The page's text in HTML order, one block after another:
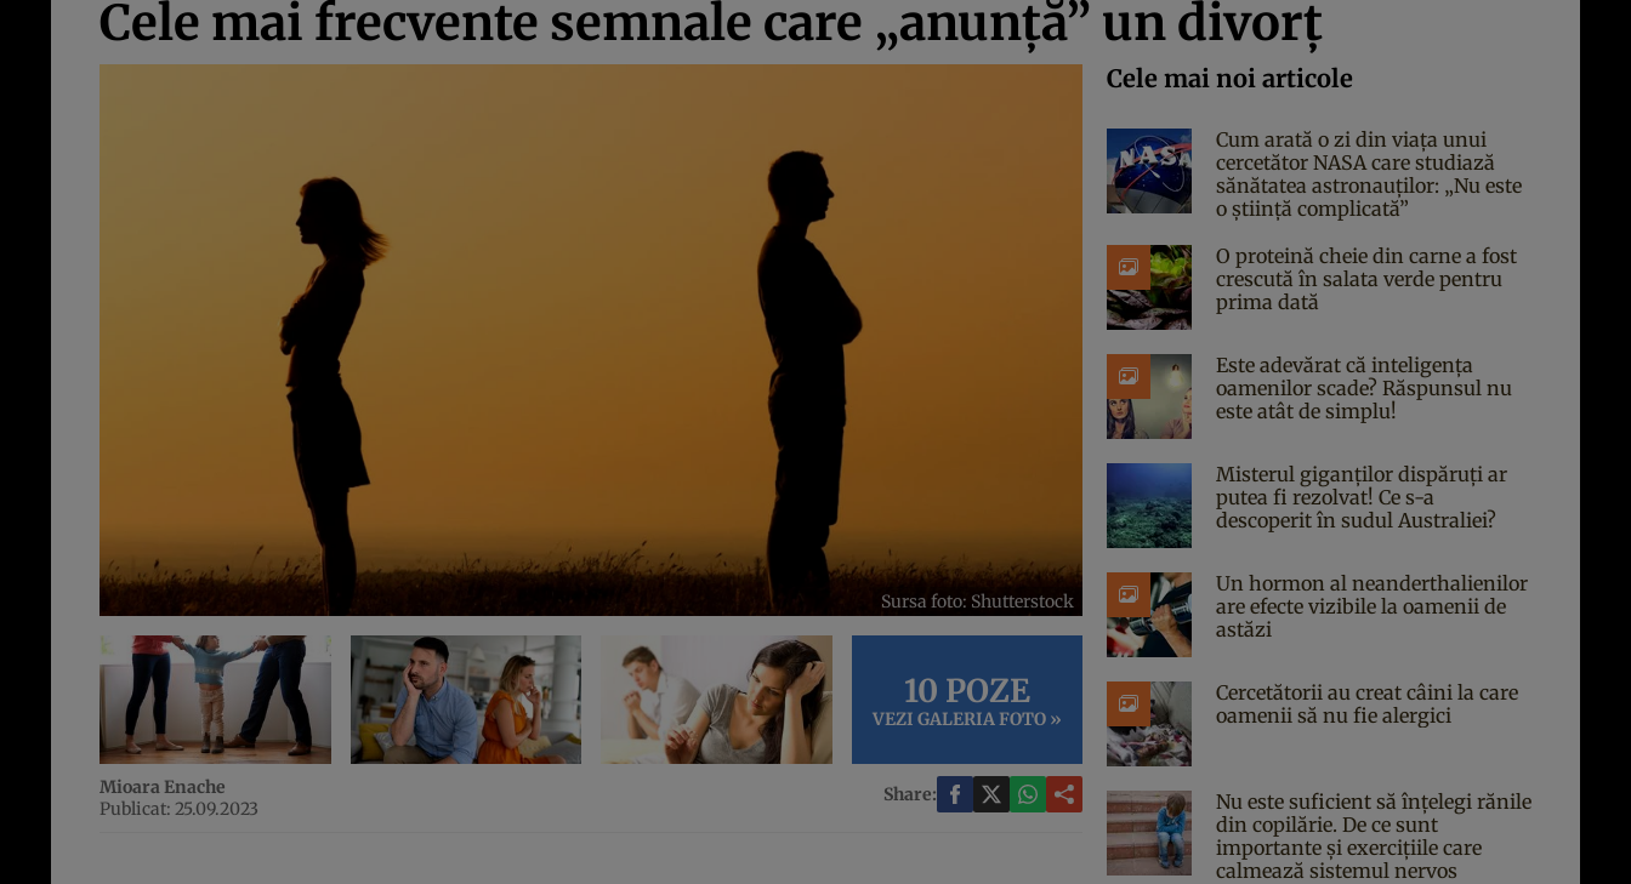
Cele mai frecvente semnale care „anunță” un divorț
Sursa foto: Shutterstock
10 POZE
VEZI GALERIA FOTO »
Mioara Enache
Publicat: 25.09.2023
Share:
Cele mai noi articole
Cum arată o zi din viața unui
cercetător NASA care studiază
sănătatea astronauților: „Nu este
o știință complicată”
O proteină cheie din carne a fost
crescută în salata verde pentru
prima dată
Este adevărat că inteligența
oamenilor scade? Răspunsul nu
este atât de simplu!
Misterul giganților dispăruți ar
putea fi rezolvat! Ce s-a
descoperit în sudul Australiei?
Un hormon al neanderthalienilor
are efecte vizibile la oamenii de
astăzi
Cercetătorii au creat câini la care
oamenii să nu fie alergici
Nu este suficient să înțelegi rănile
din copilărie. De ce sunt
importante și exercițiile care
calmează sistemul nervos